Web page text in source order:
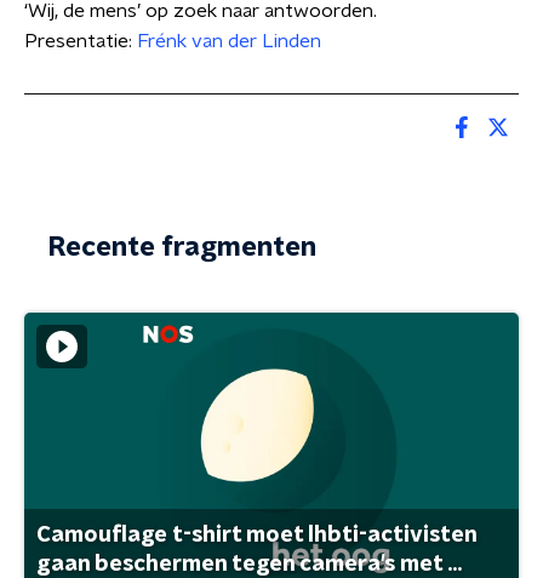
‘Wij, de mens’ op zoek naar antwoorden.
Presentatie: Frénk van der Linden
Recente fragmenten
Camouflage t-shirt moet lhbti-activisten
gaan beschermen tegen camera's met ...